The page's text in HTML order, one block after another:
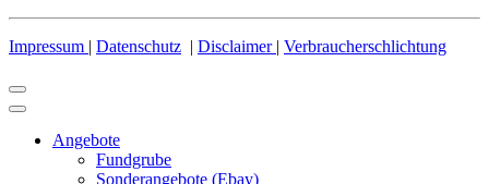
Impressum | Datenschutz | Disclaimer | Verbraucherschlichtung
Angebote
Fundgrube
Sonderangebote (Ebay)